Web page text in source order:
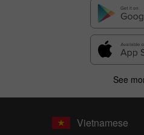
See
Vietnamese